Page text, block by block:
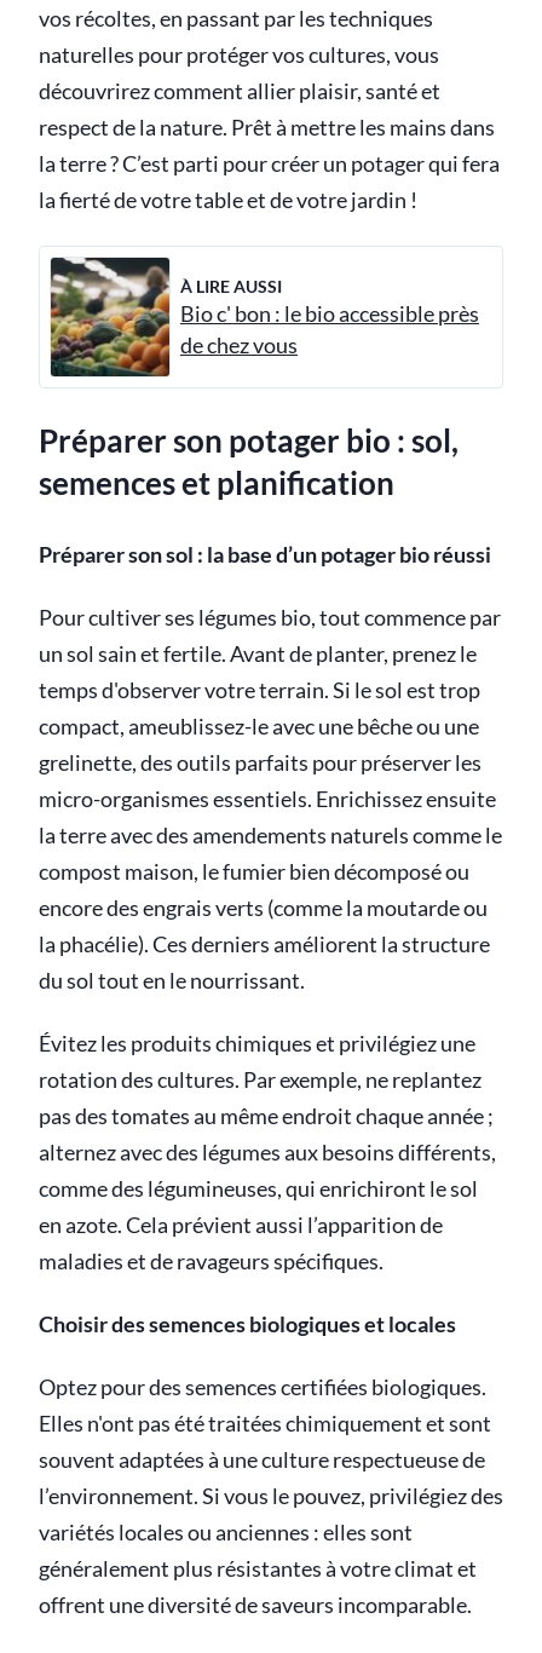
vos récoltes, en passant par les techniques
naturelles pour protéger vos cultures, vous
découvrirez comment allier plaisir, santé et
respect de la nature. Prêt à mettre les mains dans
la terre ? C’est parti pour créer un potager qui fera
la fierté de votre table et de votre jardin !
À LIRE AUSSI
Bio c' bon : le bio accessible près
de chez vous
Préparer son potager bio : sol,
semences et planification
Préparer son sol : la base d’un potager bio réussi
Pour cultiver ses légumes bio, tout commence par
un sol sain et fertile. Avant de planter, prenez le
temps d'observer votre terrain. Si le sol est trop
compact, ameublissez-le avec une bêche ou une
grelinette, des outils parfaits pour préserver les
micro-organismes essentiels. Enrichissez ensuite
la terre avec des amendements naturels comme le
compost maison, le fumier bien décomposé ou
encore des engrais verts (comme la moutarde ou
la phacélie). Ces derniers améliorent la structure
du sol tout en le nourrissant.
Évitez les produits chimiques et privilégiez une
rotation des cultures. Par exemple, ne replantez
pas des tomates au même endroit chaque année ;
alternez avec des légumes aux besoins différents,
comme des légumineuses, qui enrichiront le sol
en azote. Cela prévient aussi l’apparition de
maladies et de ravageurs spécifiques.
Choisir des semences biologiques et locales
Optez pour des semences certifiées biologiques.
Elles n'ont pas été traitées chimiquement et sont
souvent adaptées à une culture respectueuse de
l’environnement. Si vous le pouvez, privilégiez des
variétés locales ou anciennes : elles sont
généralement plus résistantes à votre climat et
offrent une diversité de saveurs incomparable.